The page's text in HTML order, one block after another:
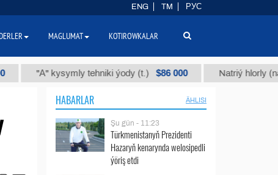
"А" kysymly tehniki ýody (t.) $86 000 Natriý hlorly (nahar
HABARLAR ÄHLISI
Şu gün - 11:23
Türkmenistanyň Prezidenti
Hazaryň kenarynda welosipedli
ýöriş etdi
ENG TM РУС
MAGLUMAT KOTIROWKALAR